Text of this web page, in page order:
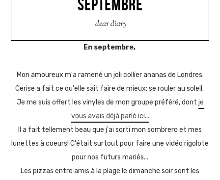
SEPTEMBRE
dear diary
En septembre,
Mon amoureux m'a ramené un joli collier ananas de Londres.
Cerise a fait ce qu'elle sait faire de mieux: se rouler au soleil.
Je me suis offert les vinyles de mon groupe préféré, dont je
vous avais déjà parlé ici...
Il a fait tellement beau que j'ai sorti mon sombrero et mes
lunettes à coeurs! C'était surtout pour faire une vidéo rigolote
pour nos futurs mariés...
Les pizzas entre amis à la plage le dimanche soir sont les